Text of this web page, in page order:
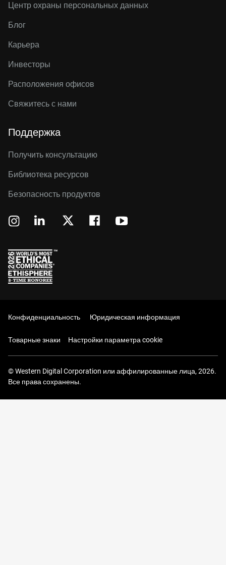
Центр охраны персональных данных
Блог
Карьера
Инвесторы
Расположения офисов
Свяжитесь с нами
Поддержка
Получить консультацию
Библиотека ресурсов
Безопасность продуктов
Конфиденциальность Юридическая информация
Товарные знаки Настройки параметра cookie
© Western Digital Corporation или аффилированные лица, 2026.
Все права сохранены.